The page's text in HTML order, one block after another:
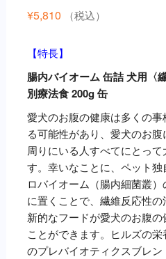
¥5,810 （税込）
【特長】
腸内バイオーム 缶詰 犬用〈
別療法食 200g 缶
愛犬のお腹の健康は多くの
る可能性があり、愛犬のお
周りにいる人すべてにとっ
す。幸いなことに、ペット
ロバイオーム（腸内細菌叢
に置くことで、繊維反応性
新的なフードが愛犬のお腹
ことができます。ヒルズの
のプレバイオティクスブレ